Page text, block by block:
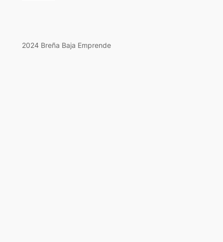
2024 Breña Baja Emprende